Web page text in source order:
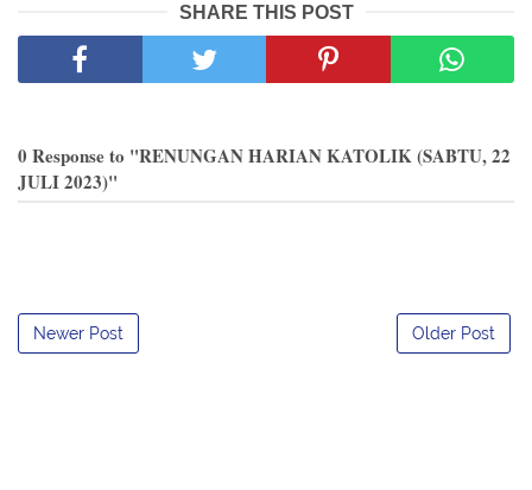
SHARE THIS POST
0 Response to "RENUNGAN HARIAN KATOLIK (SABTU, 22
JULI 2023)"
Newer Post Older Post